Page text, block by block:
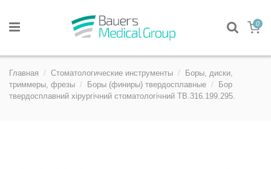
0
Главная Стоматологические инструменты
Боры, диски,
триммеры, фрезы
Боры (финиры) твердосплавные
Бор
твердосплавний хірургічний стоматологічний TB.316.199.295.